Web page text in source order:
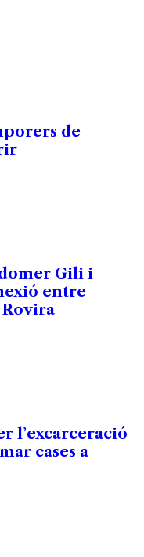
de
Gili i
entre
l’excarceració
cases a